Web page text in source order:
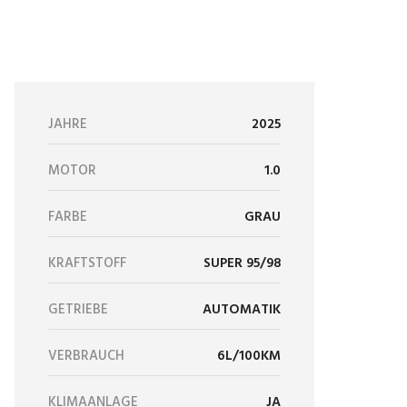
JAHRE 2025
MOTOR 1.0
FARBE GRAU
KRAFTSTOFF SUPER 95/98
GETRIEBE AUTOMATIK
VERBRAUCH 6L/100KM
KLIMAANLAGE JA